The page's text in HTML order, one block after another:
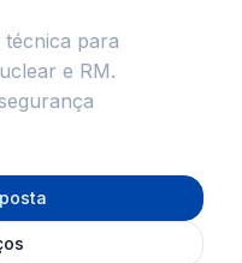
técnica para
e RM.